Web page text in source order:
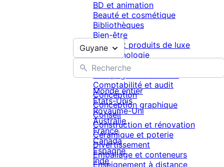
BD et animation
Beauté et cosmétique
Bibliothèques
Bien-être
Bijoux et produits de luxe
Biotechnologie
Capital-risque
Compagnies aériennes
Comptabilité et audit
Conception
Conception graphique
Conseil
Construction et rénovation
Céramique et poterie
Divertissement
Emballage et conteneurs
Enseignement à distance
Guyane
Monde entier
États-Unis
Royaume-Uni
Australie
France
Canada
Espagne
Inde